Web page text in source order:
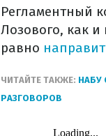
Регламентный
Лозового, как
равно направит
ЧИТАЙТЕ ТАКЖЕ: НАБУ
РАЗГОВОРОВ